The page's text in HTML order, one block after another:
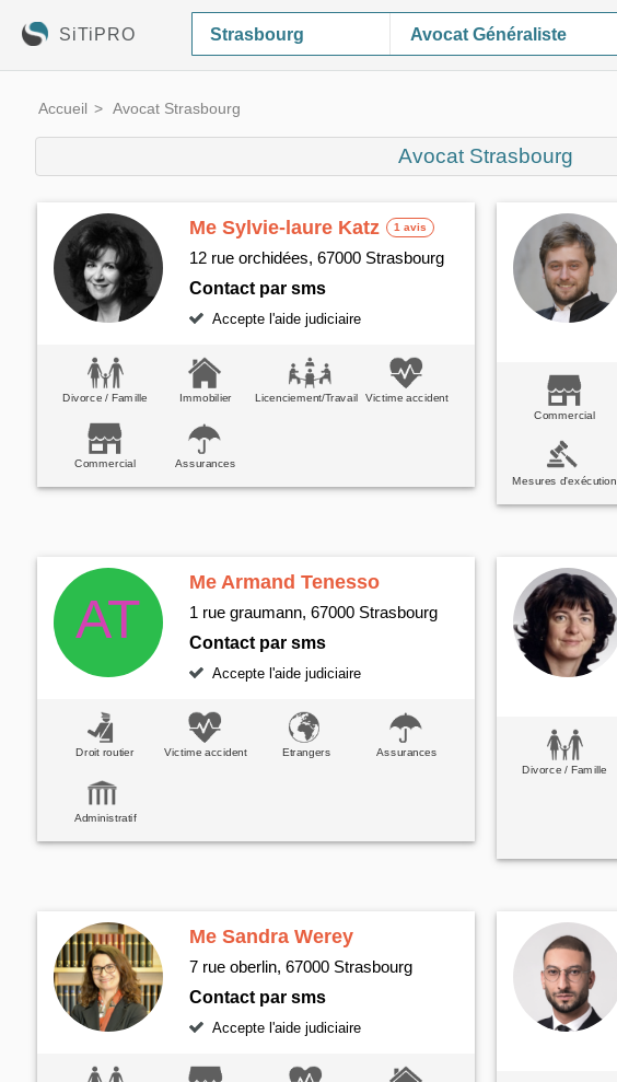
SiTiPRO Avocat Généraliste
Accueil Avocat Strasbourg
Avocat Strasbourg
Me Sylvie-laure Katz 1 avis
12 rue orchidées, 67000 Strasbourg
Contact par sms
Accepte l'aide judiciaire
Divorce / Famille Immobilier Licenciement/Travail Victime accident
Commercial Assurances
Commercial
Mesures d'exécution
Me Armand Tenesso
1 rue graumann, 67000 Strasbourg
Contact par sms
Accepte l'aide judiciaire
Droit routier Victime accident Etrangers Assurances
Administratif
Divorce / Famille
Me Sandra Werey
7 rue oberlin, 67000 Strasbourg
Contact par sms
Accepte l'aide judiciaire